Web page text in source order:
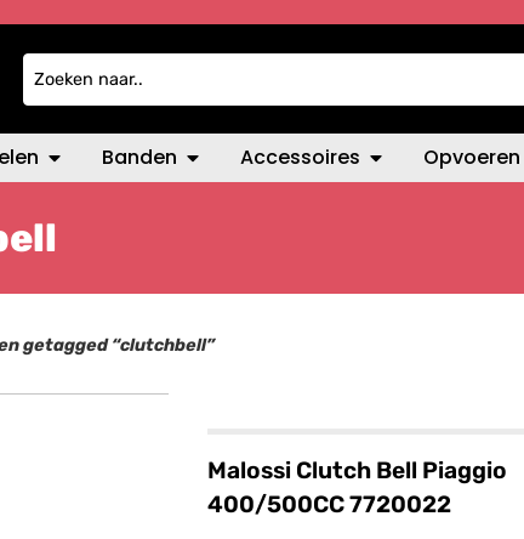
Banden Accessoires Opvoeren
getagged “clutchbell”
Malossi Clutch Bell Piaggio
400/500CC 7720022